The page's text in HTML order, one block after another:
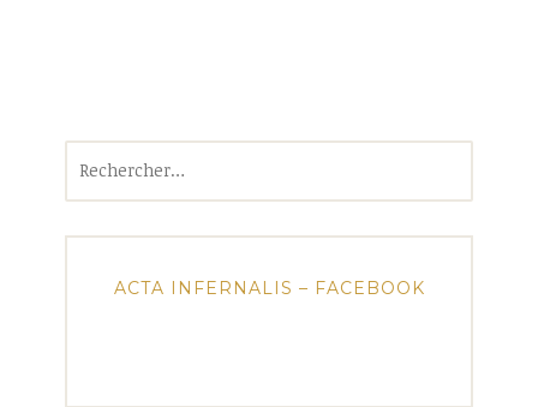
ACTA INFERNALIS – FACEBOOK